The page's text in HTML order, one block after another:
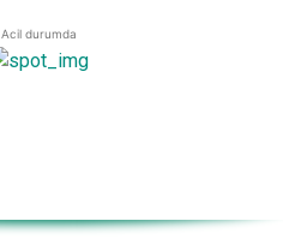
Acil durumda